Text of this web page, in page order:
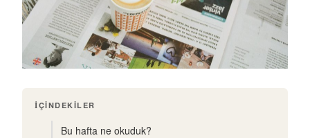
İÇINDEKILER
Bu hafta ne okuduk?